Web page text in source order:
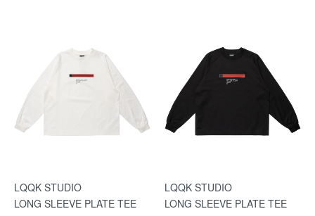
LQQK STUDIO
LONG SLEEVE PLATE TEE
LQQK STUDIO
LONG SLEEVE PLATE TEE